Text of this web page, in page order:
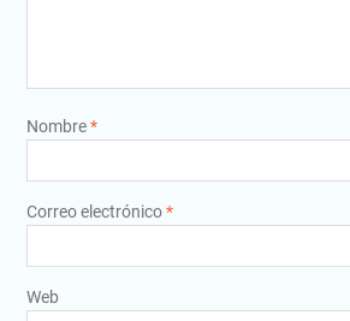
Nombre*
Correo electrónico*
Web